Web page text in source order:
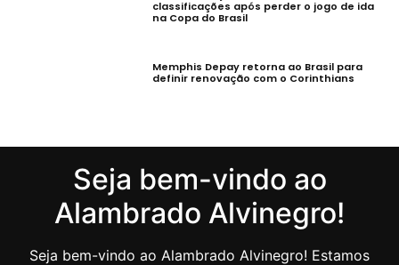
classificações após perder o jogo de ida
na Copa do Brasil
Memphis Depay retorna ao Brasil para
definir renovação com o Corinthians
Seja bem-vindo ao
Alambrado Alvinegro!
Seja bem-vindo ao Alambrado Alvinegro! Estamos